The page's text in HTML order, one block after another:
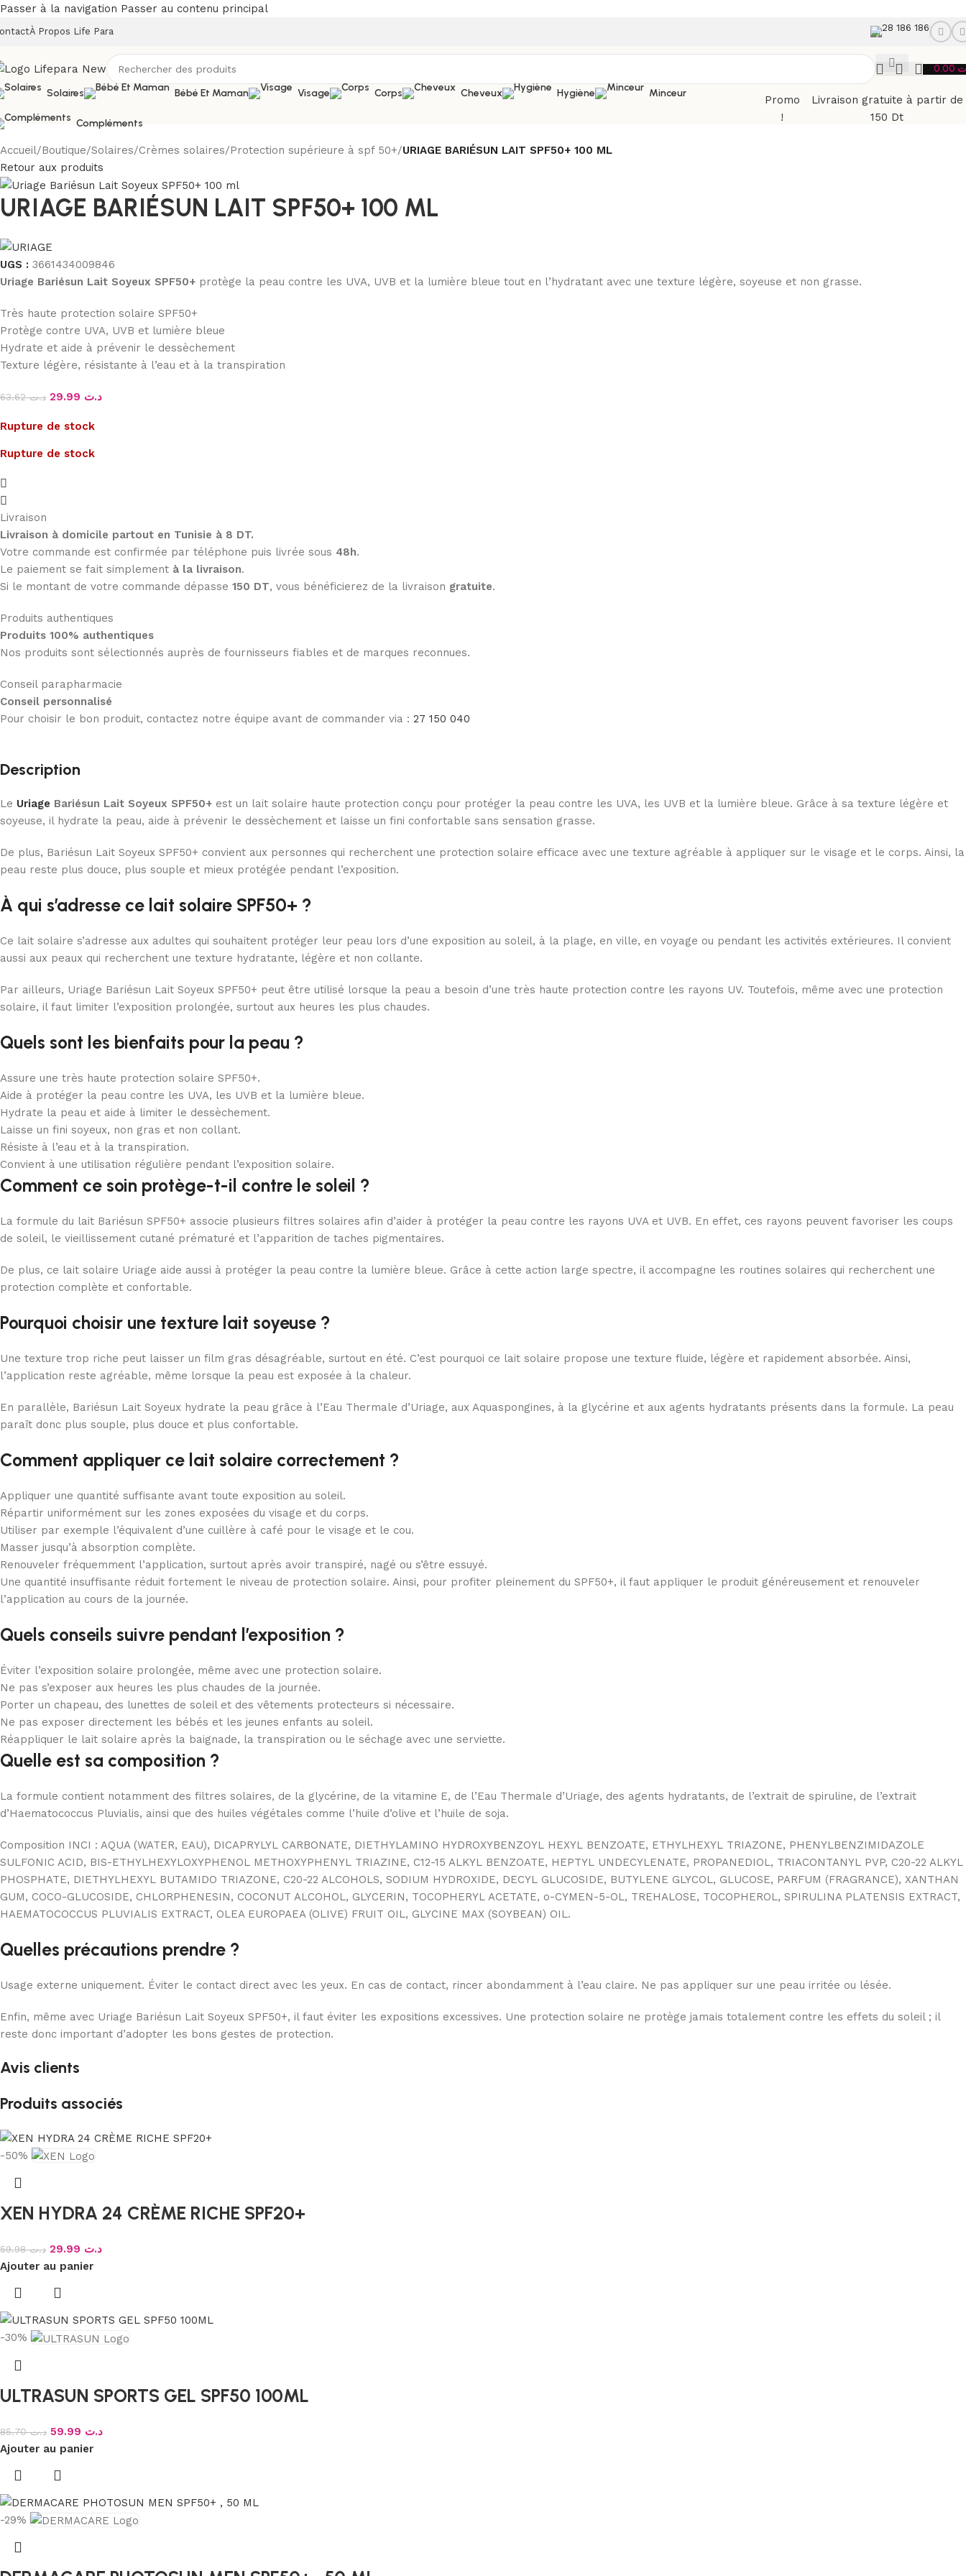
Passer à la navigation Passer au contenu principal
À Propos Life Para 28 186 186
Solaires
Bébé Et Maman Visage Corps Cheveux Hygiène Minceur
Compléments
Promo
!
Livraison gratuite à partir de
150 Dt
Accueil/Boutique/Solaires/Crèmes solaires/Protection supérieure à spf 50+/URIAGE BARIÉSUN LAIT SPF50+ 100 ML
Retour aux produits
URIAGE BARIÉSUN LAIT SPF50+ 100 ML
UGS : 3661434009846
Uriage Bariésun Lait Soyeux SPF50+ protège la peau contre les UVA, UVB et la lumière bleue tout en l’hydratant avec une texture légère, soyeuse et non grasse.
Très haute protection solaire SPF50+
Protège contre UVA, UVB et lumière bleue
Hydrate et aide à prévenir le dessèchement
Texture légère, résistante à l’eau et à la transpiration
د.ت63.62 د.ت
Rupture de stock
Rupture de stock
Livraison
Livraison à domicile partout en Tunisie à 8 DT.
Votre commande est confirmée par téléphone puis livrée sous 48h.
Le paiement se fait simplement à la livraison.
Si le montant de votre commande dépasse 150 DT, vous bénéficierez de la livraison gratuite.
Produits authentiques
Produits 100% authentiques
Nos produits sont sélectionnés auprès de fournisseurs fiables et de marques reconnues.
Conseil parapharmacie
Conseil personnalisé
Pour choisir le bon produit, contactez notre équipe avant de commander via : 27 150 040
Description
Le Uriage Bariésun Lait Soyeux SPF50+ est un lait solaire haute protection conçu pour protéger la peau contre les UVA, les UVB et la lumière bleue. Grâce à sa texture légère et
soyeuse, il hydrate la peau, aide à prévenir le dessèchement et laisse un fini confortable sans sensation grasse.
De plus, Bariésun Lait Soyeux SPF50+ convient aux personnes qui recherchent une protection solaire efficace avec une texture agréable à appliquer sur le visage et le corps. Ainsi, la
peau reste plus douce, plus souple et mieux protégée pendant l’exposition.
À qui s’adresse ce lait solaire SPF50+ ?
Ce lait solaire s’adresse aux adultes qui souhaitent protéger leur peau lors d’une exposition au soleil, à la plage, en ville, en voyage ou pendant les activités extérieures. Il convient
aussi aux peaux qui recherchent une texture hydratante, légère et non collante.
Par ailleurs, Uriage Bariésun Lait Soyeux SPF50+ peut être utilisé lorsque la peau a besoin d’une très haute protection contre les rayons UV. Toutefois, même avec une protection
solaire, il faut limiter l’exposition prolongée, surtout aux heures les plus chaudes.
Quels sont les bienfaits pour la peau ?
Assure une très haute protection solaire SPF50+.
Aide à protéger la peau contre les UVA, les UVB et la lumière bleue.
Hydrate la peau et aide à limiter le dessèchement.
Laisse un fini soyeux, non gras et non collant.
Résiste à l’eau et à la transpiration.
Convient à une utilisation régulière pendant l’exposition solaire.
Comment ce soin protège-t-il contre le soleil ?
La formule du lait Bariésun SPF50+ associe plusieurs filtres solaires afin d’aider à protéger la peau contre les rayons UVA et UVB. En effet, ces rayons peuvent favoriser les coups
de soleil, le vieillissement cutané prématuré et l’apparition de taches pigmentaires.
De plus, ce lait solaire Uriage aide aussi à protéger la peau contre la lumière bleue. Grâce à cette action large spectre, il accompagne les routines solaires qui recherchent une
protection complète et confortable.
Pourquoi choisir une texture lait soyeuse ?
Une texture trop riche peut laisser un film gras désagréable, surtout en été. C’est pourquoi ce lait solaire propose une texture fluide, légère et rapidement absorbée. Ainsi,
l’application reste agréable, même lorsque la peau est exposée à la chaleur.
En parallèle, Bariésun Lait Soyeux hydrate la peau grâce à l’Eau Thermale d’Uriage, aux Aquaspongines, à la glycérine et aux agents hydratants présents dans la formule. La peau
paraît donc plus souple, plus douce et plus confortable.
Comment appliquer ce lait solaire correctement ?
Appliquer une quantité suffisante avant toute exposition au soleil.
Répartir uniformément sur les zones exposées du visage et du corps.
Utiliser par exemple l’équivalent d’une cuillère à café pour le visage et le cou.
Masser jusqu’à absorption complète.
Renouveler fréquemment l’application, surtout après avoir transpiré, nagé ou s’être essuyé.
Une quantité insuffisante réduit fortement le niveau de protection solaire. Ainsi, pour profiter pleinement du SPF50+, il faut appliquer le produit généreusement et renouveler
l’application au cours de la journée.
Quels conseils suivre pendant l’exposition ?
Éviter l’exposition solaire prolongée, même avec une protection solaire.
Ne pas s’exposer aux heures les plus chaudes de la journée.
Porter un chapeau, des lunettes de soleil et des vêtements protecteurs si nécessaire.
Ne pas exposer directement les bébés et les jeunes enfants au soleil.
Réappliquer le lait solaire après la baignade, la transpiration ou le séchage avec une serviette.
Quelle est sa composition ?
La formule contient notamment des filtres solaires, de la glycérine, de la vitamine E, de l’Eau Thermale d’Uriage, des agents hydratants, de l’extrait de spiruline, de l’extrait
d’Haematococcus Pluvialis, ainsi que des huiles végétales comme l’huile d’olive et l’huile de soja.
Composition INCI : AQUA (WATER, EAU), DICAPRYLYL CARBONATE, DIETHYLAMINO HYDROXYBENZOYL HEXYL BENZOATE, ETHYLHEXYL TRIAZONE, PHENYLBENZIMIDAZOLE
SULFONIC ACID, BIS-ETHYLHEXYLOXYPHENOL METHOXYPHENYL TRIAZINE, C12-15 ALKYL BENZOATE, HEPTYL UNDECYLENATE, PROPANEDIOL, TRIACONTANYL PVP, C20-22 ALKYL
PHOSPHATE, DIETHYLHEXYL BUTAMIDO TRIAZONE, C20-22 ALCOHOLS, SODIUM HYDROXIDE, DECYL GLUCOSIDE, BUTYLENE GLYCOL, GLUCOSE, PARFUM (FRAGRANCE), XANTHAN
GUM, COCO-GLUCOSIDE, CHLORPHENESIN, COCONUT ALCOHOL, GLYCERIN, TOCOPHERYL ACETATE, o-CYMEN-5-OL, TREHALOSE, TOCOPHEROL, SPIRULINA PLATENSIS EXTRACT,
HAEMATOCOCCUS PLUVIALIS EXTRACT, OLEA EUROPAEA (OLIVE) FRUIT OIL, GLYCINE MAX (SOYBEAN) OIL.
Quelles précautions prendre ?
Usage externe uniquement. Éviter le contact direct avec les yeux. En cas de contact, rincer abondamment à l’eau claire. Ne pas appliquer sur une peau irritée ou lésée.
Enfin, même avec Uriage Bariésun Lait Soyeux SPF50+, il faut éviter les expositions excessives. Une protection solaire ne protège jamais totalement contre les effets du soleil ; il
reste donc important d’adopter les bons gestes de protection.
Avis clients
Produits associés
-50%
XEN HYDRA 24 CRÈME RICHE SPF20+
د.ت59.98 د.ت
Ajouter au panier
-30%
ULTRASUN SPORTS GEL SPF50 100ML
د.ت85.70 د.ت
Ajouter au panier
-29%